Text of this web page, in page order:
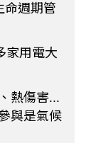
命週期管
家用電大
熱傷害...
與是氣候